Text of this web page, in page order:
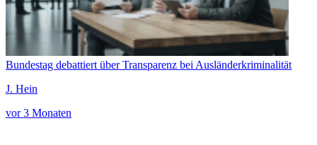
Bundestag debattiert über Transparenz bei Ausländerkriminalität
J. Hein
vor 3 Monaten